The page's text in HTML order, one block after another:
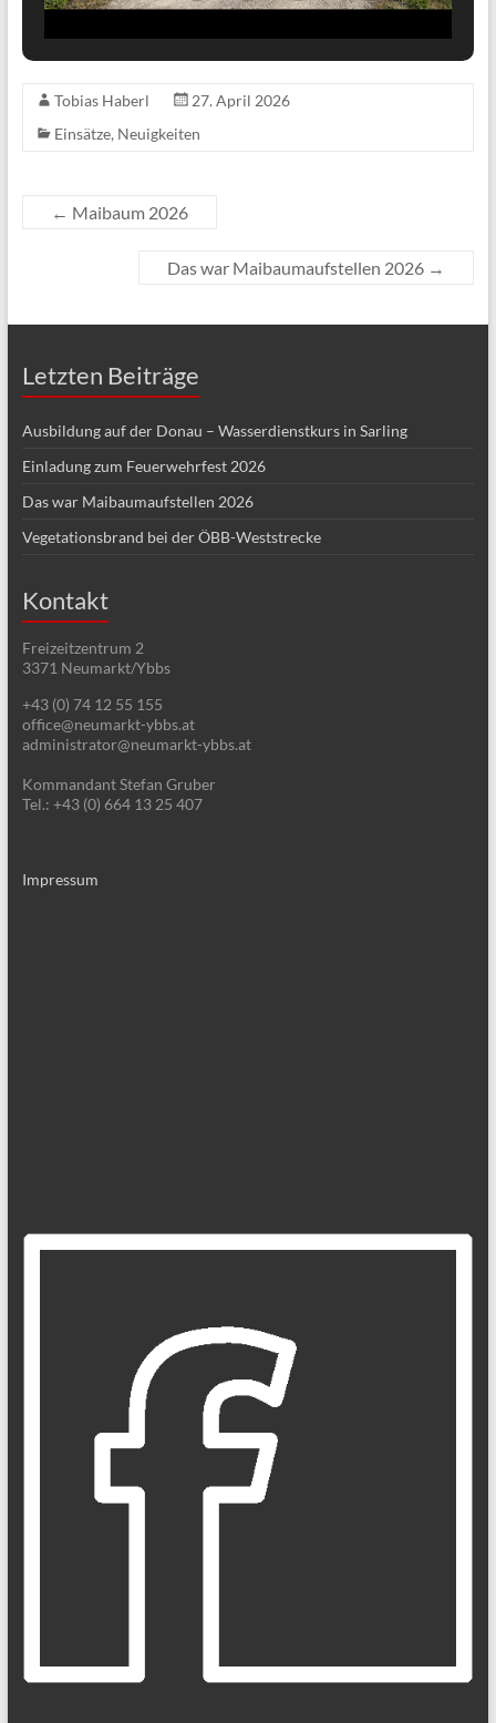
Tobias Haberl
27. April 2026
Einsätze, Neuigkeiten
← Maibaum 2026
Das war Maibaumaufstellen 2026 →
Letzten Beiträge
Ausbildung auf der Donau – Wasserdienstkurs in Sarling
Einladung zum Feuerwehrfest 2026
Das war Maibaumaufstellen 2026
Vegetationsbrand bei der ÖBB-Weststrecke
Kontakt
Freizeitzentrum 2
3371 Neumarkt/Ybbs
+43 (0) 74 12 55 155
office@neumarkt-ybbs.at
administrator@neumarkt-ybbs.at
Kommandant Stefan Gruber
Tel.: +43 (0) 664 13 25 407
Impressum